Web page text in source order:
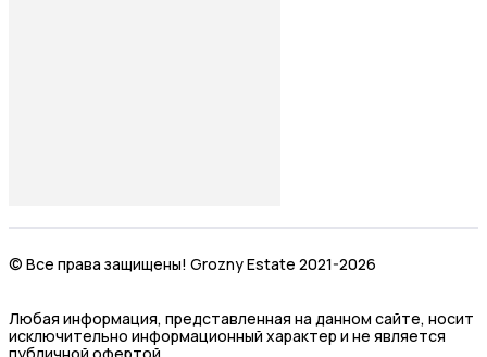
© Все права защищены! Grozny Estate 2021-2026
Любая информация, представленная на данном сайте, носит
исключительно информационный характер и не является